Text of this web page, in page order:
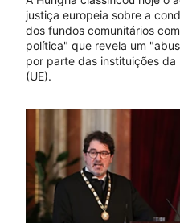
justiça europeia sobre a
dos fundos comunitários
política" que revela um
por parte das instituições da
(UE).